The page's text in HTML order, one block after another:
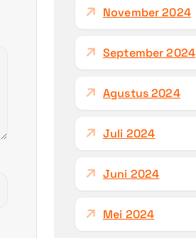
November 2024
September 2024
Agustus 2024
Juli 2024
Juni 2024
Mei 2024